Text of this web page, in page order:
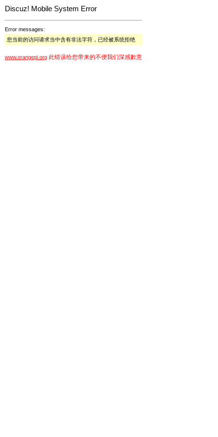
Discuz! Mobile System Error
Error messages:
您当前的访问请求当中含有非法字符，已经被系统拒绝
www.orangepi.org 此错误给您带来的不便我们深感歉意